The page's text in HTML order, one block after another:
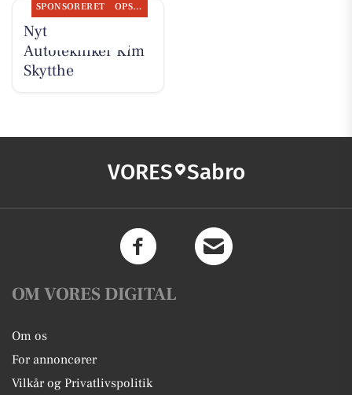
SPONSORERET OPSLAGSTAVLEN
Nyt fra
Autotekniker Kim
Skytthe
VORES Sabro
OM VORES DIGITAL
Om os
For annoncører
Vilkår og Privatlivspolitik